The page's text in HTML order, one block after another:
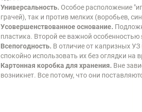
Универсальность. Особое расположение
грачей), так и против мелких (воробьев,
Усовершенствованное основание.
пластика. Второй ее важной
Всепогодность. В отличие от капризных
спокойно использовать их без оглядки
Картонная коробка для хранения. Вне
возникнет. Все потому, что они